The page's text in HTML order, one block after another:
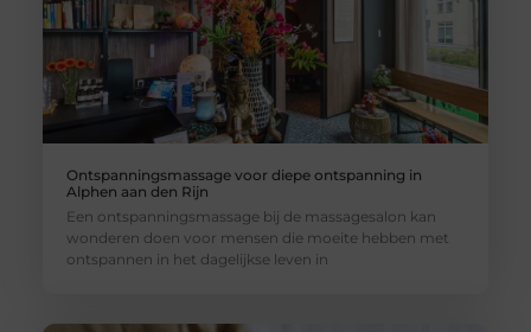
Ontspanningsmassage voor diepe ontspanning in
Alphen aan den Rijn
Een ontspanningsmassage bij de massagesalon kan
wonderen doen voor mensen die moeite hebben met
ontspannen in het dagelijkse leven in